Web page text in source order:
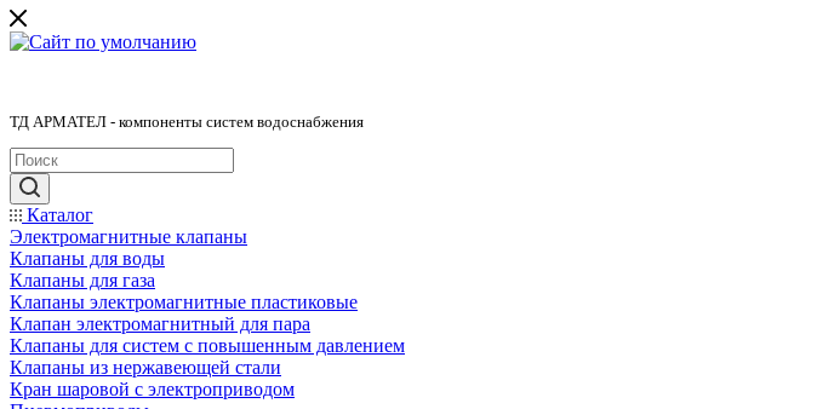
ТД АРМАТЕЛ - компоненты систем водоснабжения
Каталог
Электромагнитные клапаны
Клапаны для воды
Клапаны для газа
Клапаны электромагнитные пластиковые
Клапан электромагнитный для пара
Клапаны для систем с повышенным давлением
Клапаны из нержавеющей стали
Кран шаровой с электроприводом